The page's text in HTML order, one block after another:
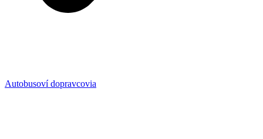
Autobusoví dopravcovia